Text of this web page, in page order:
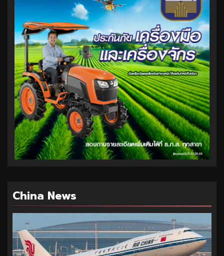
China News